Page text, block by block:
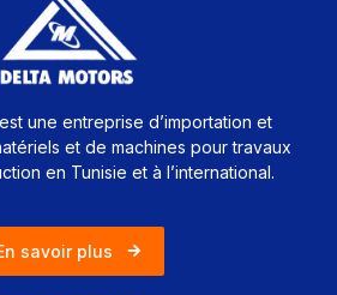
une entreprise d’importation et
et de machines pour travaux
en Tunisie et à l’international.
savoir plus